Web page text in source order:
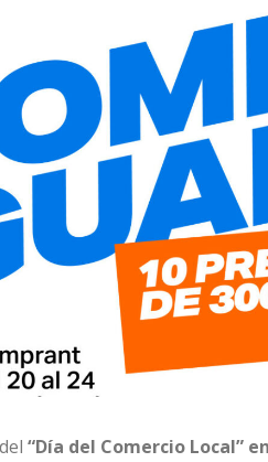
“Día del Comercio Local”